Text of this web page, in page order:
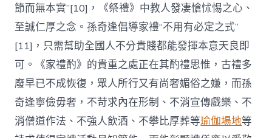
節而無本實”[10]，《祭禮》中教人發凄愴怵惕之心、
至誠仁厚之念。孫奇逢倡導家禮“不用有必定之式”
[11]，只需幫助全國人不分貴賤都能發揮本意天良即
可。《家禮酌》的貴重之處正在其酌禮思惟，古禮多
廢早已不成恢復，眾人所行又有尚奢媚俗之嫌，而孫
奇逢寧儉毋奢，不苛求內在形制、不消宣傳戲樂、不
消僧道作法、不強人飲酒、不攀比厚葬等瑜伽場地等